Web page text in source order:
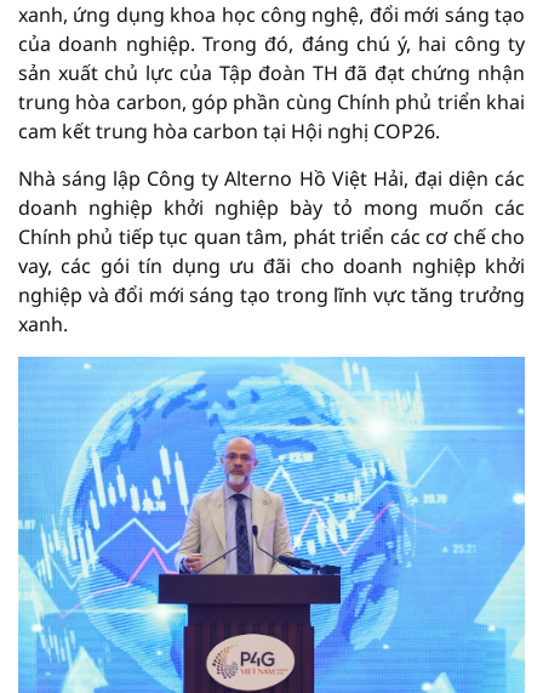
xanh, ứng dụng khoa học công nghệ, đổi mới sáng tạo
của doanh nghiệp. Trong đó, đáng chú ý, hai công ty
sản xuất chủ lực của Tập đoàn TH đã đạt chứng nhận
trung hòa carbon, góp phần cùng Chính phủ triển khai
cam kết trung hòa carbon tại Hội nghị COP26.
Nhà sáng lập Công ty Alterno Hồ Việt Hải, đại diện các
doanh nghiệp khởi nghiệp bày tỏ mong muốn các
Chính phủ tiếp tục quan tâm, phát triển các cơ chế cho
vay, các gói tín dụng ưu đãi cho doanh nghiệp khởi
nghiệp và đổi mới sáng tạo trong lĩnh vực tăng trưởng
xanh.